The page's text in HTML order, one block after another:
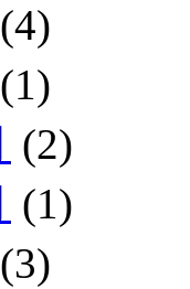
(4)
(1)
(2)
(1)
(3)